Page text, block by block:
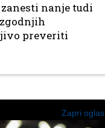
nanje tudi
preveriti
Zapri oglas